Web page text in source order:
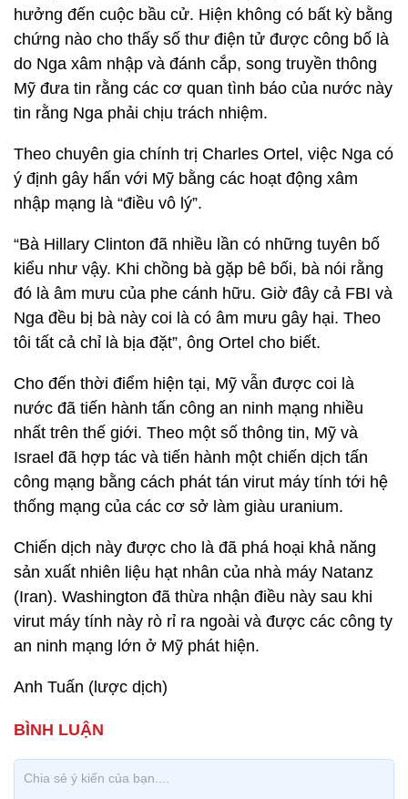
hưởng đến cuộc bầu cử. Hiện không có bất kỳ bằng
chứng nào cho thấy số thư điện tử được công bố là
do Nga xâm nhập và đánh cắp, song truyền thông
Mỹ đưa tin rằng các cơ quan tình báo của nước này
tin rằng Nga phải chịu trách nhiệm.
Theo chuyên gia chính trị Charles Ortel, việc Nga có
ý định gây hấn với Mỹ bằng các hoạt động xâm
nhập mạng là “điều vô lý”.
“Bà Hillary Clinton đã nhiều lần có những tuyên bố
kiểu như vậy. Khi chồng bà gặp bê bối, bà nói rằng
đó là âm mưu của phe cánh hữu. Giờ đây cả FBI và
Nga đều bị bà này coi là có âm mưu gây hại. Theo
tôi tất cả chỉ là bịa đặt”, ông Ortel cho biết.
Cho đến thời điểm hiện tại, Mỹ vẫn được coi là
nước đã tiến hành tấn công an ninh mạng nhiều
nhất trên thế giới. Theo một số thông tin, Mỹ và
Israel đã hợp tác và tiến hành một chiến dịch tấn
công mạng bằng cách phát tán virut máy tính tới hệ
thống mạng của các cơ sở làm giàu uranium.
Chiến dịch này được cho là đã phá hoại khả năng
sản xuất nhiên liệu hạt nhân của nhà máy Natanz
(Iran). Washington đã thừa nhận điều này sau khi
virut máy tính này rò rỉ ra ngoài và được các công ty
an ninh mạng lớn ở Mỹ phát hiện.
Anh Tuấn (lược dịch)